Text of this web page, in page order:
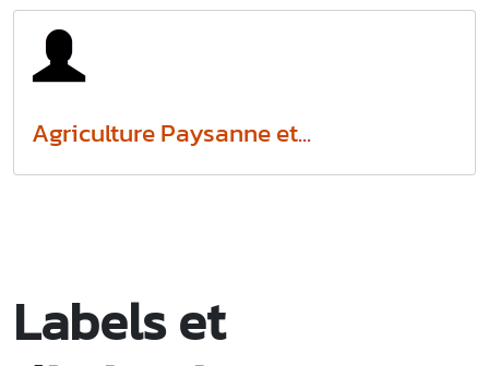
Agriculture Paysanne et...
Labels et